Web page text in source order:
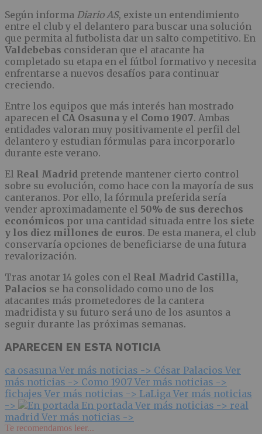
Según informa Diario AS, existe un entendimiento
entre el club y el delantero para buscar una solución
que permita al futbolista dar un salto competitivo. En
Valdebebas consideran que el atacante ha
completado su etapa en el fútbol formativo y necesita
enfrentarse a nuevos desafíos para continuar
creciendo.
Entre los equipos que más interés han mostrado
aparecen el CA Osasuna y el Como 1907. Ambas
entidades valoran muy positivamente el perfil del
delantero y estudian fórmulas para incorporarlo
durante este verano.
El Real Madrid pretende mantener cierto control
sobre su evolución, como hace con la mayoría de sus
canteranos. Por ello, la fórmula preferida sería
vender aproximadamente el 50% de sus derechos
económicos por una cantidad situada entre los siete
y los diez millones de euros. De esta manera, el club
conservaría opciones de beneficiarse de una futura
revalorización.
Tras anotar 14 goles con el Real Madrid Castilla,
Palacios se ha consolidado como uno de los
atacantes más prometedores de la cantera
madridista y su futuro será uno de los asuntos a
seguir durante las próximas semanas.
APARECEN EN ESTA NOTICIA
ca osasuna Ver más noticias -> César Palacios Ver
más noticias -> Como 1907 Ver más noticias ->
fichajes Ver más noticias -> LaLiga Ver más noticias
->
En portada Ver más noticias -> real
madrid Ver más noticias ->
Te recomendamos leer...